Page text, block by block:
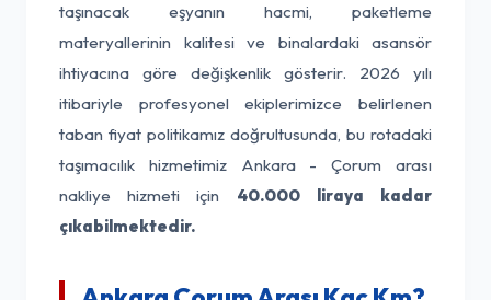
taşınacak eşyanın hacmi, paketleme
materyallerinin kalitesi ve binalardaki asansör
ihtiyacına göre değişkenlik gösterir. 2026 yılı
itibariyle profesyonel ekiplerimizce belirlenen
taban fiyat politikamız doğrultusunda, bu rotadaki
taşımacılık hizmetimiz Ankara - Çorum arası
nakliye hizmeti için 40.000 liraya kadar
çıkabilmektedir.